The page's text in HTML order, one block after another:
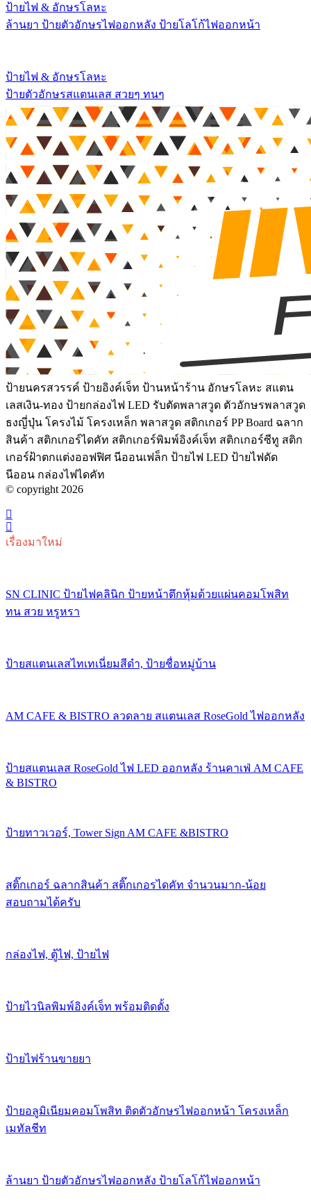
ป้ายไฟ & อักษรโลหะ
ล้านยา ป้ายตัวอักษรไฟออกหลัง ป้ายโลโก้ไฟออกหน้า
ป้ายไฟ & อักษรโลหะ
ป้ายตัวอักษรสแตนเลส สวยๆ ทนๆ
ป้ายนครสวรรค์ ป้ายอิงค์เจ็ท ป้านหน้าร้าน อักษรโลหะ สแตน
เลสเงิน-ทอง ป้ายกล่องไฟ LED รับตัดพลาสวูด ตัวอักษรพลาสวูด
ธงญี่ปุ่น โครงไม้ โครงเหล็ก พลาสวูด สติกเกอร์ PP Board ฉลาก
สินค้า สติกเกอร์ไดคัท สติกเกอร์พิมพ์อิงค์เจ็ท สติกเกอร์ซีทู สติก
เกอร์ฝ้าตกแต่งออฟฟิศ นีออนเฟล็ก ป้ายไฟ LED ป้ายไฟดัด
นีออน กล่องไฟไดคัท
© copyright 2026
เรื่องมาใหม่
SN CLINIC ป้ายไฟคลินิก ป้ายหน้าตึกหุ้มด้วยแผ่นคอมโพสิท
ทน สวย หรูหรา
ป้ายสแตนเลสไทเทเนี่ยมสีดำ, ป้ายชื่อหมู่บ้าน
AM CAFE & BISTRO ลวดลาย สแตนเลส RoseGold ไฟออกหลัง
ป้ายสแตนเลส RoseGold ไฟ LED ออกหลัง ร้านคาเฟ่ AM CAFE
& BISTRO
ป้ายทาวเวอร์, Tower Sign AM CAFE &BISTRO
สติ๊กเกอร์ ฉลากสินค้า สติ๊กเกอรไดคัท จำนวนมาก-น้อย
สอบถามได้ครับ
กล่องไฟ, ตู้ไฟ, ป้ายไฟ
ป้ายไวนิลพิมพ์อิงค์เจ็ท พร้อมติดตั้ง
ป้ายไฟร้านขายยา
ป้ายอลูมิเนียมคอมโพสิท ติดตัวอักษรไฟออกหน้า โครงเหล็ก
เมทัลชีท
ล้านยา ป้ายตัวอักษรไฟออกหลัง ป้ายโลโก้ไฟออกหน้า